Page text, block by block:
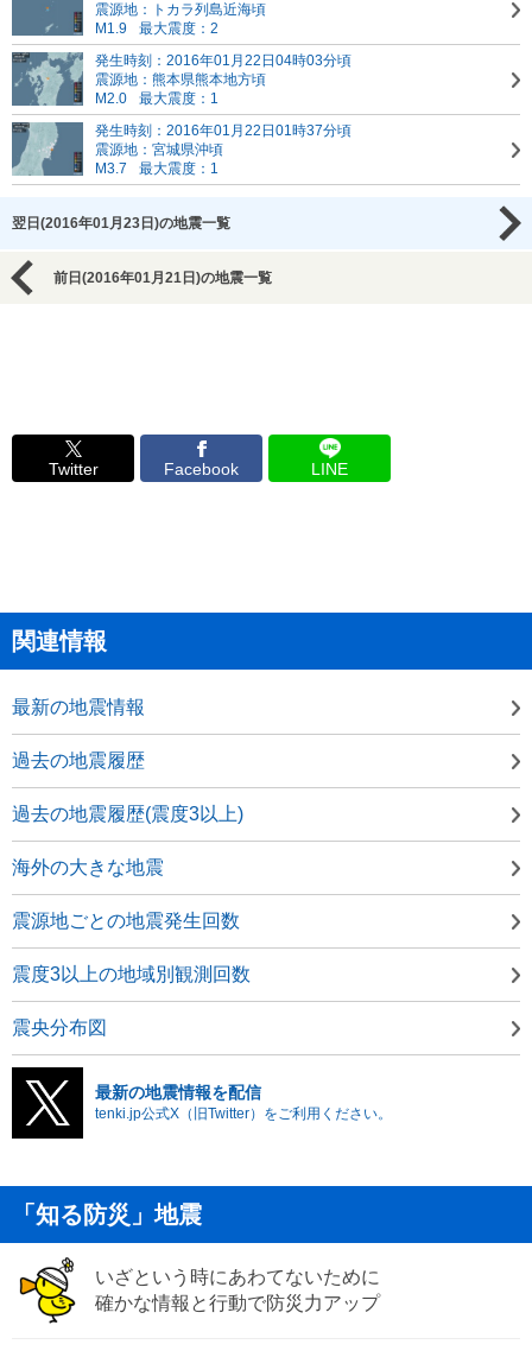
震源地：トカラ列島近海頃
M1.9
最大震度：2
発生時刻：2016年01月22日04時03分頃
震源地：熊本県熊本地方頃
M2.0
最大震度：1
発生時刻：2016年01月22日01時37分頃
震源地：宮城県沖頃
M3.7
最大震度：1
翌日(2016年01月23日)の地震一覧
前日(2016年01月21日)の地震一覧
Twitter Facebook LINE
関連情報
最新の地震情報
過去の地震履歴
過去の地震履歴(震度3以上)
海外の大きな地震
震源地ごとの地震発生回数
震度3以上の地域別観測回数
震央分布図
最新の地震情報を配信
tenki.jp公式X（旧Twitter）をご利用ください。
「知る防災」地震
いざという時にあわてないために
確かな情報と行動で防災力アップ